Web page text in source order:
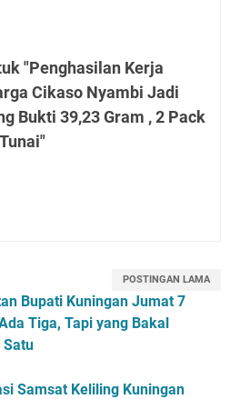
"Penghasilan Kerja
Cikaso Nyambi Jadi
Bukti 39,23 Gram , 2 Pack
POSTINGAN LAMA
Bupati Kuningan Jumat 7
Tiga, Tapi yang Bakal
Satu
Samsat Keliling Kuningan